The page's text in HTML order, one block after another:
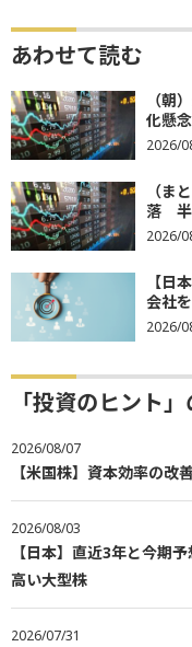
あわせて読む
（朝
化懸
2026/
（ま
落 半
2026/
【日
会社
2026/
「投資のヒント
2026/08/07
【米国株】資本効率の改
2026/08/03
【日本】直近3年と今期
高い大型株
2026/07/31